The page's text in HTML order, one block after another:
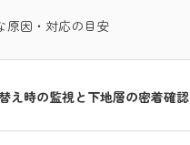
原因・対応の目安
え時の監視と下地層の密着確認